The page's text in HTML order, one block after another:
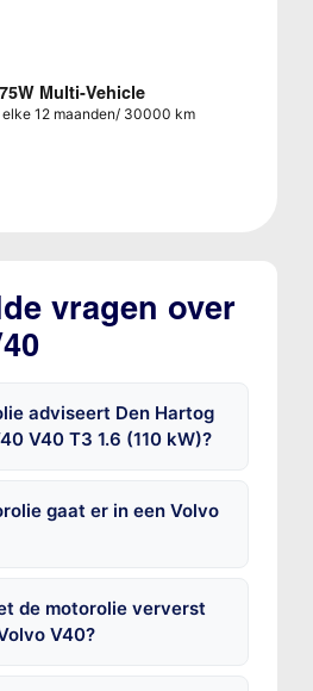
Multi-Vehicle
elke 12 maanden/ 30000 km
vragen over
adviseert Den Hartog
V40 T3 1.6 (110 kW)?
gaat er in een Volvo
de motorolie ververst
V40?